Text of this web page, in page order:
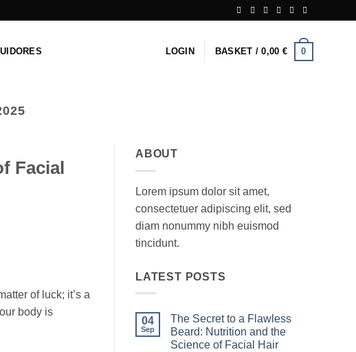
LOGIN BASKET /0,00 € 0
Facial
of luck; it’s a
body is
ABOUT
Lorem ipsum dolor sit amet,
consectetuer adipiscing elit, sed
diam nonummy nibh euismod
tincidunt.
LATEST POSTS
04
Sep
The Secret to a Flawless
Beard: Nutrition and the
Science of Facial Hair